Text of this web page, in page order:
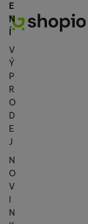
E
N
Í
V
Ý
P
R
O
D
E
J
N
O
V
I
N